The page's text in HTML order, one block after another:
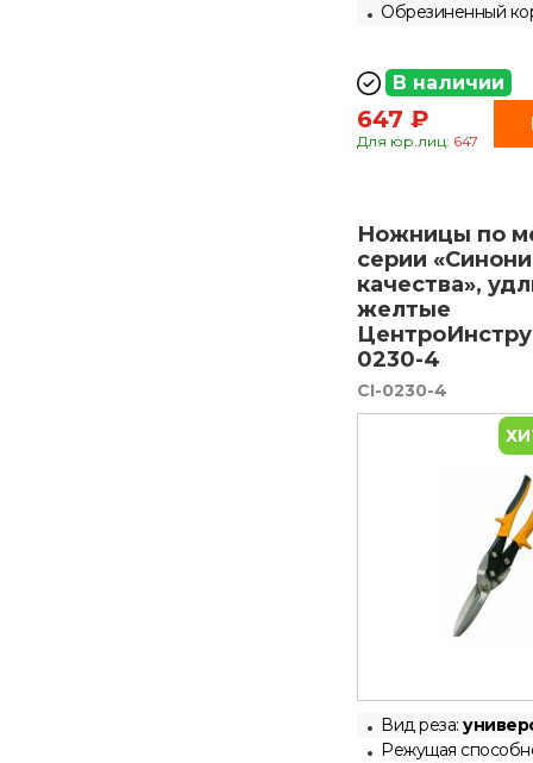
Обрезиненный
В наличии
647 ₽
Для юр.лиц: 647
Ножницы по
серии
качества»,
желтые
0230-4
CI-0230-4
Вид реза:
Режущая